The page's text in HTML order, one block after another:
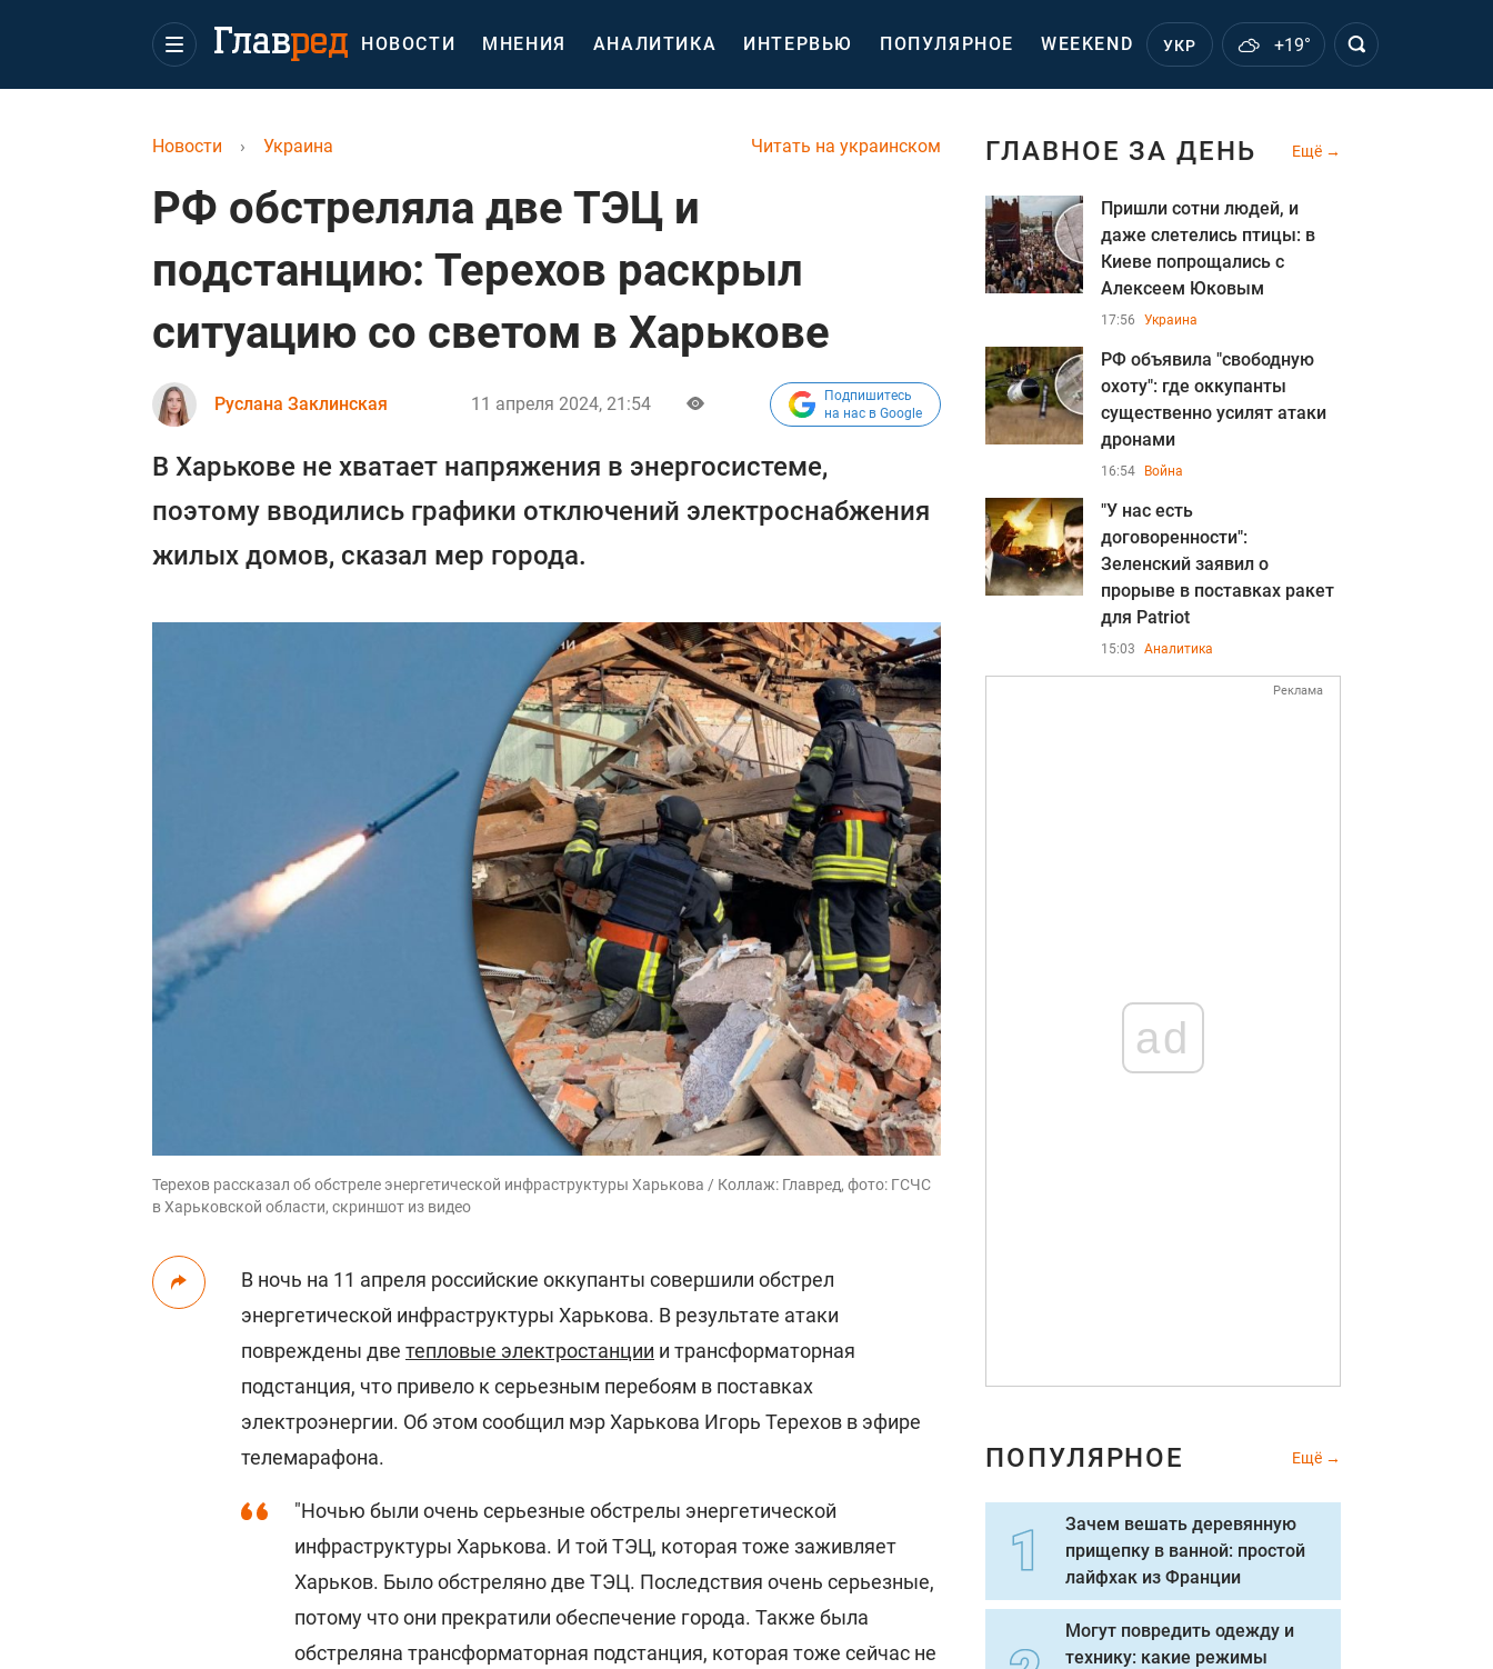
НОВОСТИ МНЕНИЯ АНАЛИТИКА ИНТЕРВЬЮ ПОПУЛЯРНОЕ WEEKEND УКР +19°
Читать на украинском
Новости › Украина
РФ обстреляла две ТЭЦ и
подстанцию: Терехов раскрыл
ситуацию со светом в Харькове
Руслана Заклинская 11 апреля 2024, 21:54
Подпишитесь
на нас в Google
В Харькове не хватает напряжения в энергосистеме,
поэтому вводились графики отключений электроснабжения
жилых домов, сказал мер города.
Терехов рассказал об обстреле энергетической инфраструктуры Харькова / Коллаж: Главред, фото: ГСЧС
в Харьковской области, скриншот из видео
В ночь на 11 апреля российские оккупанты совершили обстрел
энергетической инфраструктуры Харькова. В результате атаки
повреждены две тепловые электростанции и трансформаторная
подстанция, что привело к серьезным перебоям в поставках
электроэнергии. Об этом сообщил мэр Харькова Игорь Терехов в эфире
телемарафона.
"Ночью были очень серьезные обстрелы энергетической
инфраструктуры Харькова. И той ТЭЦ, которая тоже заживляет
Харьков. Было обстреляно две ТЭЦ. Последствия очень серьезные,
потому что они прекратили обеспечение города. Также была
обстреляна трансформаторная подстанция, которая тоже сейчас не
ГЛАВНОЕ ЗА ДЕНЬ Ещё
Пришли сотни людей, и
даже слетелись птицы: в
Киеве попрощались с
Алексеем Юковым
17:56 Украина
РФ объявила "свободную
охоту": где оккупанты
существенно усилят атаки
дронами
16:54 Война
"У нас есть
договоренности":
Зеленский заявил о
прорыве в поставках ракет
для Patriot
15:03 Аналитика
Реклама
ad
ПОПУЛЯРНОЕ Ещё
Зачем вешать деревянную
прищепку в ванной: простой
лайфхак из Франции
Могут повредить одежду и
технику: какие режимы